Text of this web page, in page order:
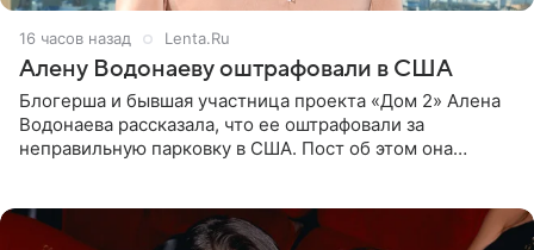
16 часов назад Lenta.Ru
Алену Водонаеву оштрафовали в США
Блогерша и бывшая участница проекта «Дом 2» Алена
Водонаева рассказала, что ее оштрафовали за
неправильную парковку в США. Пост об этом она